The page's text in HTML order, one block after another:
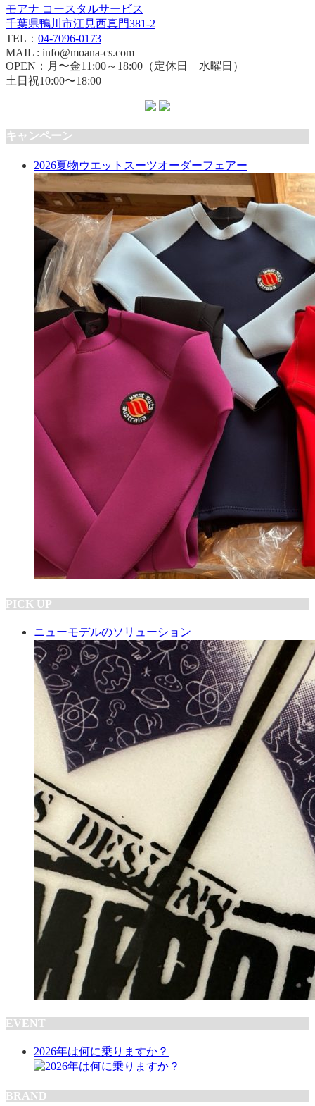
モアナ コースタルサービス
千葉県鴨川市江見西真門381-2
TEL： 04-7096-0173
MAIL : info@moana-cs.com
OPEN：月〜金11:00～18:00（定休日 水曜日）
土日祝10:00〜18:00
キャンペーン
2026夏物ウエットスーツオーダーフェアー
PICK UP
ニューモデルのソリューション
EVENT
2026年は何に乗りますか？
BRAND